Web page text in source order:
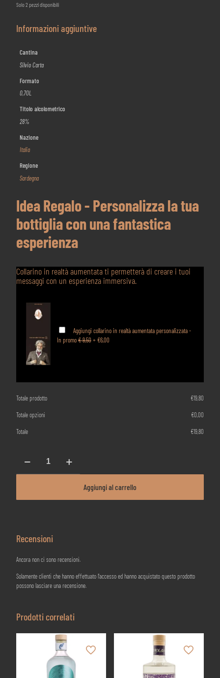
Solo 2 pezzi disponibili
Informazioni aggiuntive
Cantina
Silvio Carta
Formato
0,70L
Titolo alcolometrico
28%
Nazione
Italia
Regione
Sardegna
Idea Regalo - Personalizza la tua
bottiglia con una fantastica
esperienza
Collarino in realtà aumentata ti permetterà di creare i tuoi
messaggi con un esperienza immersiva.
Aggiungi collarino in realtà aumentata personalizzata -
In promo€ 9,50+€6,00
Totale prodotto €19,80
Totale opzioni €0,00
Totale €19,80
Liquore
di
Silvio
Aggiungi al carrello
Recensioni
Ancora non ci sono recensioni.
Solamente clienti che hanno effettuato l'accesso ed hanno acquistato questo prodotto
possono lasciare una recensione.
Prodotti correlati